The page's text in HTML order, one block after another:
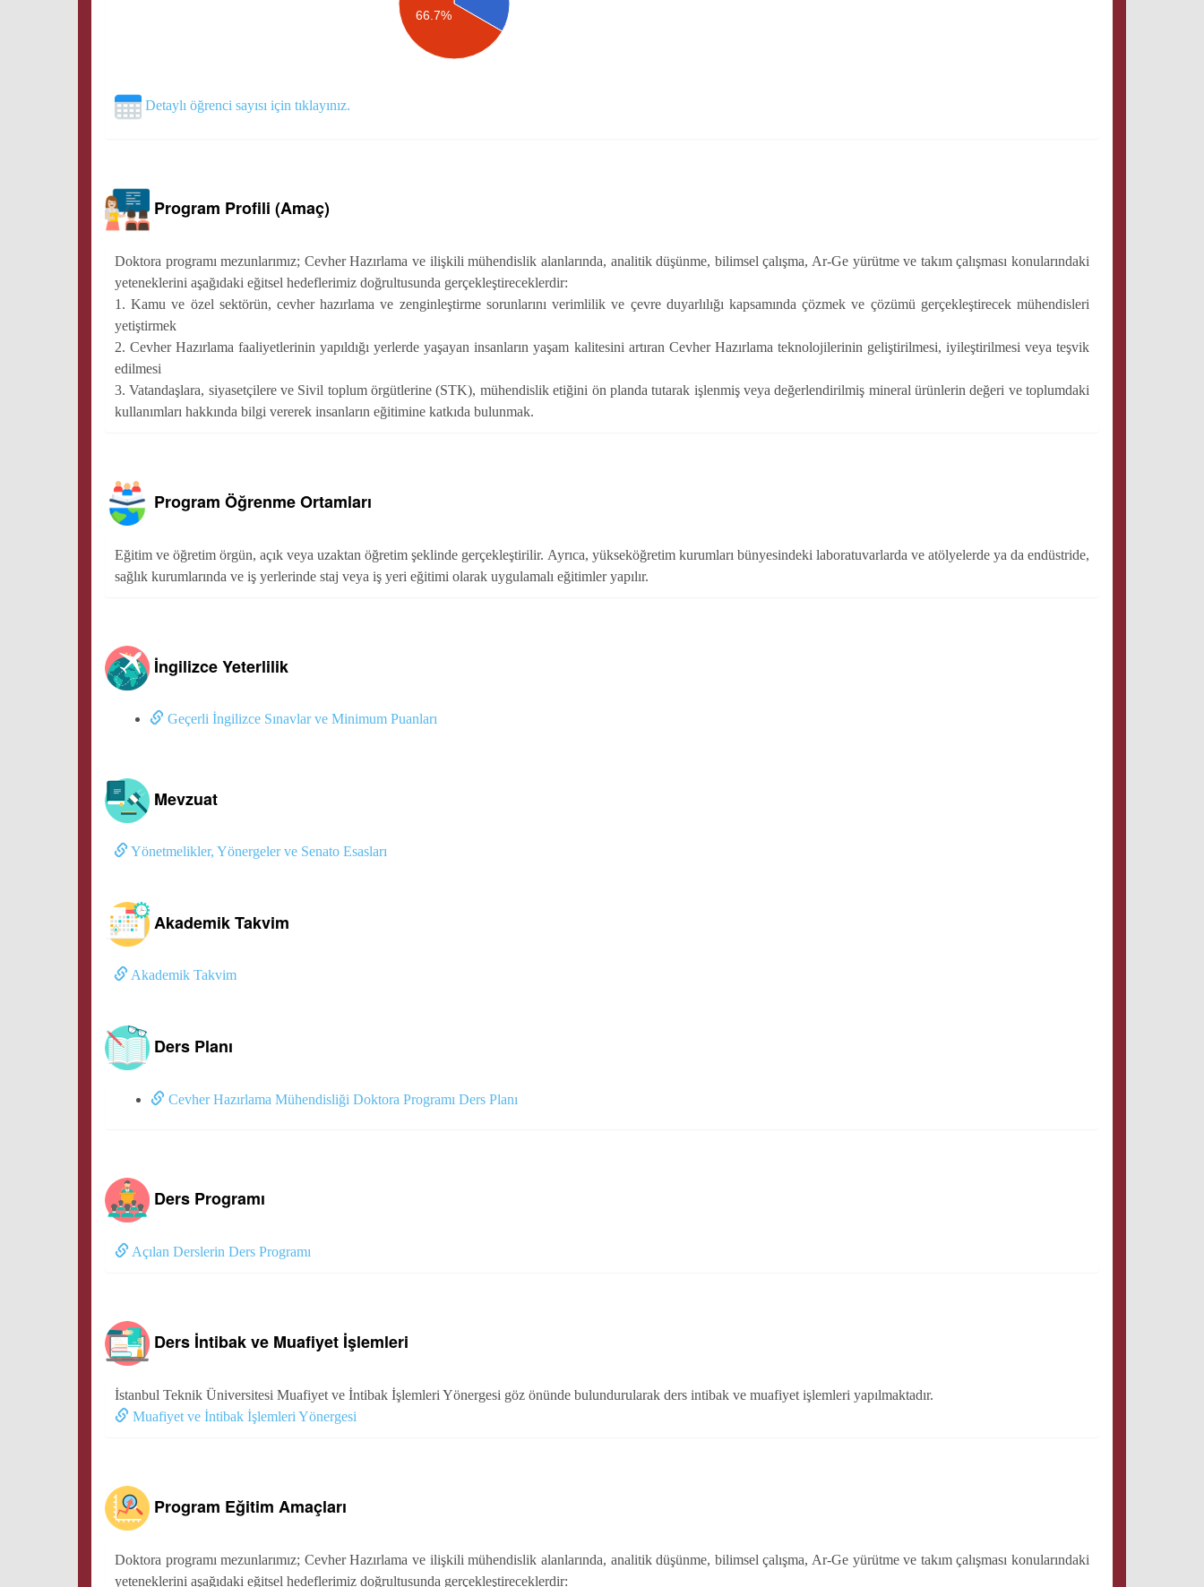
66.7%
Detaylı öğrenci sayısı için tıklayınız.
Program Profili (Amaç)
Doktora programı mezunlarımız; Cevher Hazırlama ve ilişkili mühendislik alanlarında, analitik düşünme, bilimsel çalışma, Ar-Ge yürütme ve takım çalışması konularındaki
yeteneklerini aşağıdaki eğitsel hedeflerimiz doğrultusunda gerçekleştireceklerdir:
1. Kamu ve özel sektörün, cevher hazırlama ve zenginleştirme sorunlarını verimlilik ve çevre duyarlılığı kapsamında çözmek ve çözümü gerçekleştirecek mühendisleri
yetiştirmek
2. Cevher Hazırlama faaliyetlerinin yapıldığı yerlerde yaşayan insanların yaşam kalitesini artıran Cevher Hazırlama teknolojilerinin geliştirilmesi, iyileştirilmesi veya teşvik
edilmesi
3. Vatandaşlara, siyasetçilere ve Sivil toplum örgütlerine (STK), mühendislik etiğini ön planda tutarak işlenmiş veya değerlendirilmiş mineral ürünlerin değeri ve toplumdaki
kullanımları hakkında bilgi vererek insanların eğitimine katkıda bulunmak.
Program Öğrenme Ortamları
Eğitim ve öğretim örgün, açık veya uzaktan öğretim şeklinde gerçekleştirilir. Ayrıca, yükseköğretim kurumları bünyesindeki laboratuvarlarda ve atölyelerde ya da endüstride,
sağlık kurumlarında ve iş yerlerinde staj veya iş yeri eğitimi olarak uygulamalı eğitimler yapılır.
İngilizce Yeterlilik
Geçerli İngilizce Sınavlar ve Minimum Puanları
Mevzuat
Yönetmelikler, Yönergeler ve Senato Esasları
Akademik Takvim
Akademik Takvim
Ders Planı
Cevher Hazırlama Mühendisliği Doktora Programı Ders Planı
Ders Programı
Açılan Derslerin Ders Programı
Ders İntibak ve Muafiyet İşlemleri
İstanbul Teknik Üniversitesi Muafiyet ve İntibak İşlemleri Yönergesi göz önünde bulundurularak ders intibak ve muafiyet işlemleri yapılmaktadır.
Muafiyet ve İntibak İşlemleri Yönergesi
Program Eğitim Amaçları
Doktora programı mezunlarımız; Cevher Hazırlama ve ilişkili mühendislik alanlarında, analitik düşünme, bilimsel çalışma, Ar-Ge yürütme ve takım çalışması konularındaki
yeteneklerini aşağıdaki eğitsel hedeflerimiz doğrultusunda gerçekleştireceklerdir: